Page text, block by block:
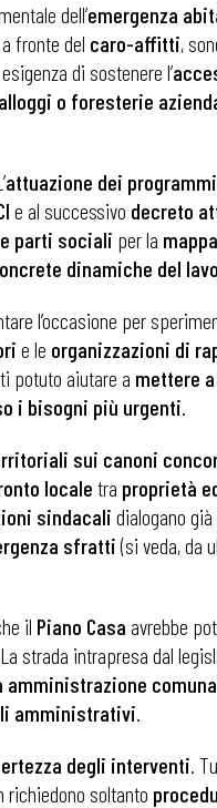
dell’emergenza
a fronte del caro-affitti,
di sostenere l’
o foresterie
attuazione dei programmi
e al successivo decreto
parti sociali per la
dinamiche del
l’occasione per
e le organizzazioni di
potuto aiutare a mettere
i bisogni più urgenti.
sui canoni
locale tra proprietà
sindacali dialogano
sfratti(si veda, da
il Piano Casa avrebbe
strada intrapresa dal
amministrazione
amministrativi.
degli interventi.
richiedono soltanto